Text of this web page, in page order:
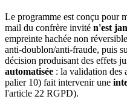
Le programme est conçu pour
mail du confrère invité n'est
empreinte hachée non
anti-doublon/anti-fraude, puis
décision produisant des effets
automatisée : la validation des
palier 10) fait intervenir une
l'article 22 RGPD).